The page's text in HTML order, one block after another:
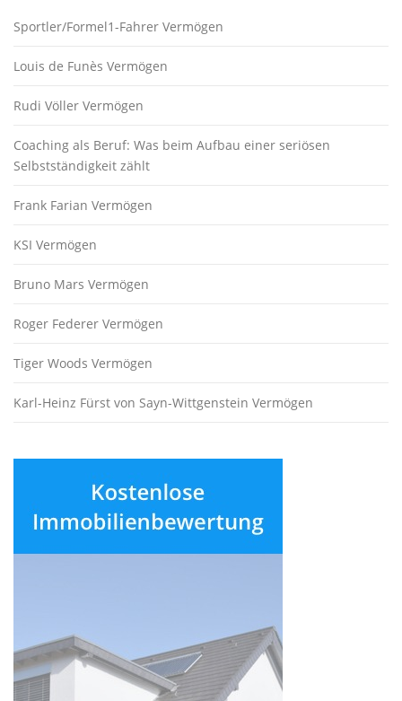
Sportler/Formel1-Fahrer Vermögen
Louis de Funès Vermögen
Rudi Völler Vermögen
Coaching als Beruf: Was beim Aufbau einer seriösen
Selbstständigkeit zählt
Frank Farian Vermögen
KSI Vermögen
Bruno Mars Vermögen
Roger Federer Vermögen
Tiger Woods Vermögen
Karl-Heinz Fürst von Sayn-Wittgenstein Vermögen